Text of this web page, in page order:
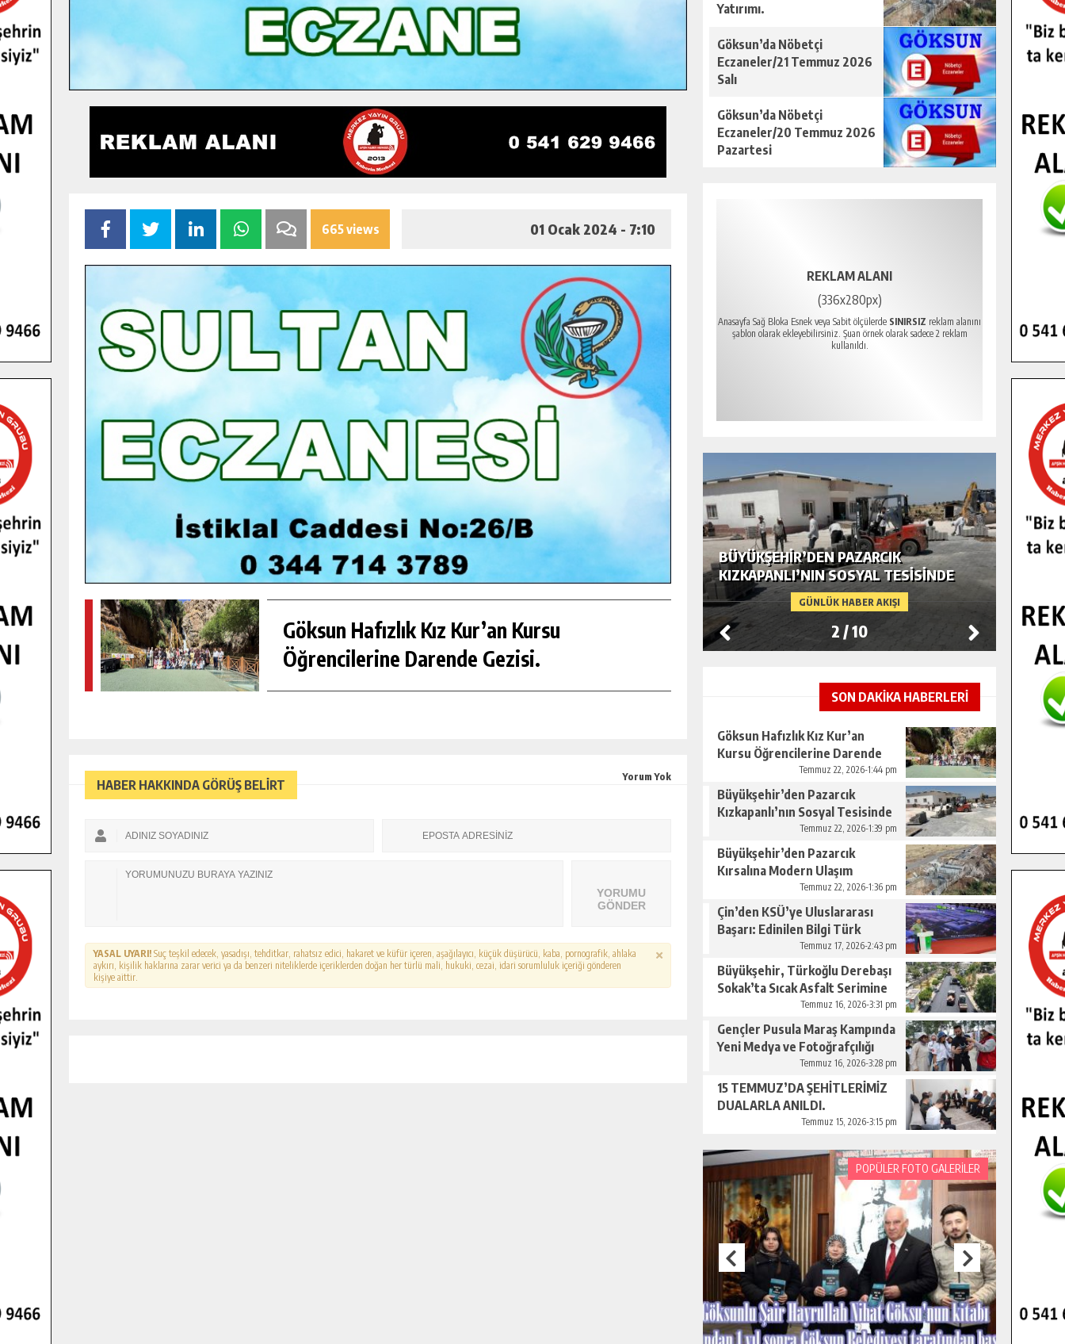
665 views 01 Ocak 2024 - 7:10
Göksun Hafızlık Kız Kur’an Kursu
Öğrencilerine Darende Gezisi.
HABER HAKKINDA GÖRÜŞ BELİRT
Yorum Yok
YORUMU
GÖNDER
YASAL UYARI! Suç teşkil edecek, yasadışı, tehditkar, rahatsız edici, hakaret ve küfür içeren, aşağılayıcı, küçük düşürücü, kaba, pornografik, ahlaka
aykırı, kişilik haklarına zarar verici ya da benzeri niteliklerde içeriklerden doğan her türlü mali, hukuki, cezai, idari sorumluluk içeriği gönderen
kişiye aittir.
Yatırımı.
Göksun’da Nöbetçi
Eczaneler/21 Temmuz 2026
Salı
Göksun’da Nöbetçi
Eczaneler/20 Temmuz 2026
Pazartesi
REKLAM ALANI
(336x280px)
Anasayfa Sağ Bloka Esnek veya Sabit ölçülerde SINIRSIZ reklam alanını
şablon olarak ekleyebilirsiniz. Şuan örnek olarak sadece 2 reklam
kullanıldı.
GÜNLÜK HABER AKIŞI
GENÇLER PUSULA MARAŞ KAMPINDA
YENI MEDYA VE FOTOĞRAFÇILIĞI
GÜNLÜK HABER AKIŞI
GÖKSUN HAFIZLIK KIZ KUR’AN KURSU
ÖĞRENCILERINE DARENDE GEZISI.
GÜNLÜK HABER AKIŞI
BÜYÜKŞEHIR’DEN PAZARCIK
KIZKAPANLI’NIN SOSYAL TESISINDE
ÇEVRE DÜZENLEMESI.
2 /10
SON DAKİKA HABERLERİ
Göksun Hafızlık Kız Kur’an
Kursu Öğrencilerine Darende
Temmuz 22, 2026-1:44 pm
Büyükşehir’den Pazarcık
Kızkapanlı’nın Sosyal Tesisinde
Çevre Düzenlemesi.Temmuz 22, 2026-1:39 pm
Büyükşehir’den Pazarcık
Kırsalına Modern Ulaşım
Temmuz 22, 2026-1:36 pm
Çin’den KSÜ’ye Uluslararası
Başarı: Edinilen Bilgi Türk
Tarımına Katkı Sağlayacak.
Temmuz 17, 2026-2:43 pm
Büyükşehir, Türkoğlu Derebaşı
Sokak’ta Sıcak Asfalt Serimine
Temmuz 16, 2026-3:31 pm
Gençler Pusula Maraş Kampında
Yeni Medya ve Fotoğrafçılığı
Temmuz 16, 2026-3:28 pm
15 TEMMUZ’DA ŞEHİTLERİMİZ
DUALARLA ANILDI.
Temmuz 15, 2026-3:15 pm
POPÜLER FOTO GALERİLER